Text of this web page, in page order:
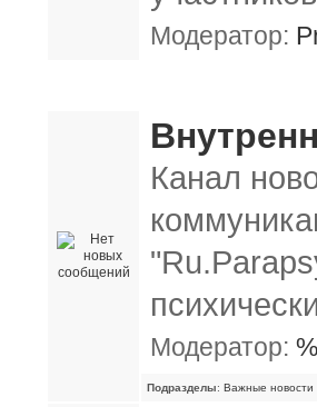
Модератор:
Канал
Модератор:
Подразделы: Важные новости